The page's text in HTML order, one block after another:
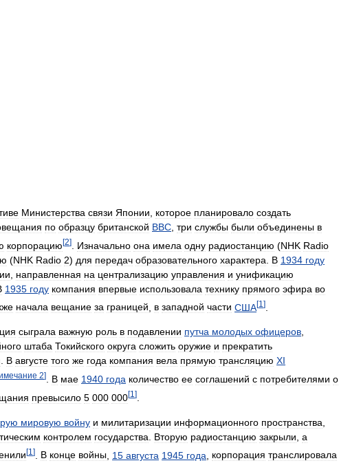
Министерства связи Японии которое планировало создать
по образцу британской BBC три службы были объединены в
корпорацию [2] Изначально она имела одну радиостанцию (NHK Radio
(NHK Radio 2) для передач образовательного характера В 1934 году
направленная на централизацию управления и унификацию
1935 году компания впервые использовала технику прямого эфира во
начала вещание за границей в западной части США[1 ]
сыграла важную роль в подавлении путча молодых офицеров,
штаба Токийского округа сложить оружие и прекратить
. В августе того же года компания вела прямую трансляцию XI
2] В мае 1940 года количество ее соглашений с потребителями о
превысило 5 000 000[1 ]
мировую войну и милитаризации информационного пространства
контролем государства Вторую радиостанцию ​​закрыли а
[1 ] В конце войны 15 августа 1945 года корпорация транслировала